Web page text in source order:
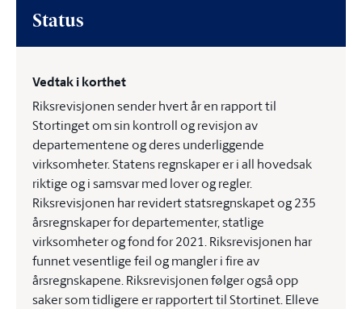
Status
Vedtak i korthet
Riksrevisjonen sender hvert år en rapport til
Stortinget om sin kontroll og revisjon av
departementene og deres underliggende
virksomheter. Statens regnskaper er i all hovedsak
riktige og i samsvar med lover og regler.
Riksrevisjonen har revidert statsregnskapet og 235
årsregnskaper for departementer, statlige
virksomheter og fond for 2021. Riksrevisjonen har
funnet vesentlige feil og mangler i fire av
årsregnskapene. Riksrevisjonen følger også opp
saker som tidligere er rapportert til Stortinet. Elleve